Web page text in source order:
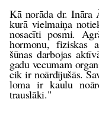
Kā norāda dr. Ināra
kurā vielmaiņa
nosacīti posmi.
hormonu, fiziskas
šūnas darbojas
gadu vecumam
cik ir noārdījušās.
loma ir kaulu
trauslāki."